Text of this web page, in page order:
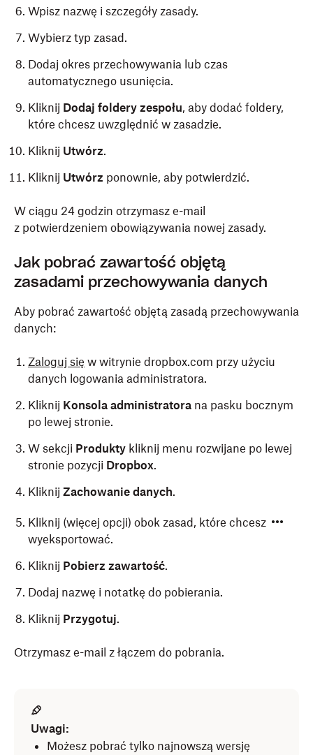
Wpisz nazwę i szczegóły zasady.
Wybierz typ zasad.
Dodaj okres przechowywania lub czas
automatycznego usunięcia.
Kliknij Dodaj foldery zespołu, aby dodać foldery,
które chcesz uwzględnić w zasadzie.
Kliknij Utwórz.
Kliknij Utwórz ponownie, aby potwierdzić.
W ciągu 24 godzin otrzymasz e-mail
z potwierdzeniem obowiązywania nowej zasady.
Jak pobrać zawartość objętą
zasadami przechowywania danych
Aby pobrać zawartość objętą zasadą przechowywania
danych:
Zaloguj się w witrynie dropbox.com przy użyciu
danych logowania administratora.
Kliknij Konsola administratora na pasku bocznym
po lewej stronie.
W sekcji Produkty kliknij menu rozwijane po lewej
stronie pozycji Dropbox.
Kliknij Zachowanie danych.
Kliknij (więcej opcji) obok zasad, które chcesz
wyeksportować.
Kliknij Pobierz zawartość.
Dodaj nazwę i notatkę do pobierania.
Kliknij Przygotuj.
Otrzymasz e-mail z łączem do pobrania.
Uwagi:
Możesz pobrać tylko najnowszą wersję